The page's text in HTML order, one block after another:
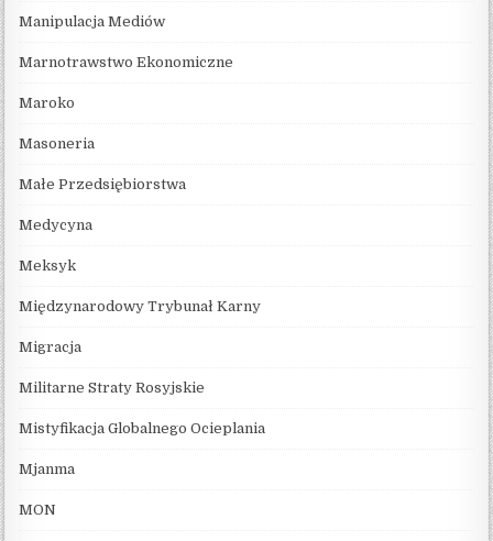
Manipulacja Mediów
Marnotrawstwo Ekonomiczne
Maroko
Masoneria
Małe Przedsiębiorstwa
Medycyna
Meksyk
Międzynarodowy Trybunał Karny
Migracja
Militarne Straty Rosyjskie
Mistyfikacja Globalnego Ocieplania
Mjanma
MON